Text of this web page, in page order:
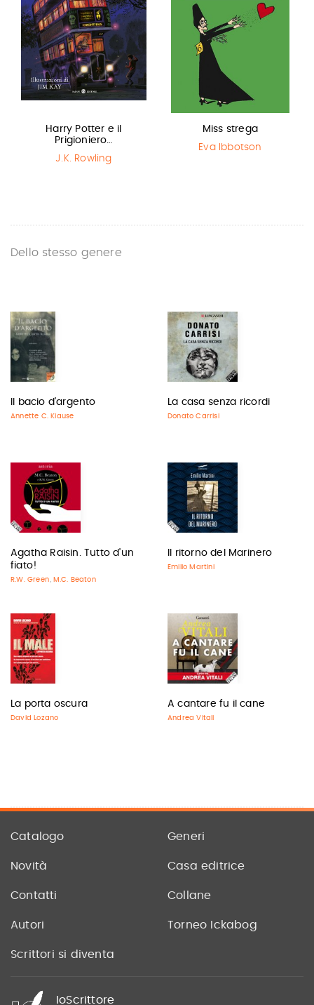
Harry Potter e il
Prigioniero…
J.K. Rowling
Miss strega
Eva Ibbotson
Dello stesso genere
Il bacio d'argento
Annette C. Klause
La casa senza ricordi
Donato Carrisi
Agatha Raisin. Tutto d'un
fiato!
R.W. Green , M.C. Beaton
Il ritorno del Marinero
Emilio Martini
La porta oscura
David Lozano
A cantare fu il cane
Andrea Vitali
Catalogo Generi
Novità Casa editrice
Contatti Collane
Autori Torneo Ickabog
Scrittori si diventa
IoScrittore